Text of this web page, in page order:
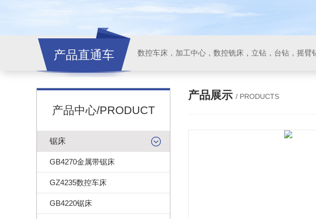
产品直通车
产品中心/PRODUCT
锯床
GB4270金属带锯床
GZ4235数控车床
GB4220锯床
产品展示 / PRODUCTS